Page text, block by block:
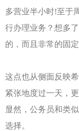
多营业半小时!至于
行办理业务？想多
的，而且非常的固
这点也从侧面反映
紧张地度过一天，
显然，公务员和类
选择。